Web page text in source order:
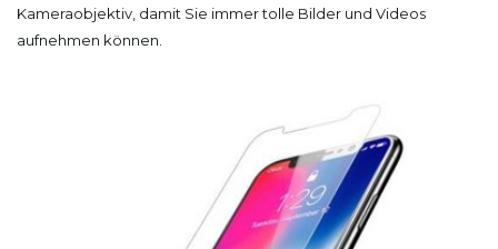
Kameraobjektiv, damit Sie immer tolle Bilder und Videos
aufnehmen können.